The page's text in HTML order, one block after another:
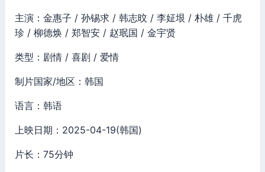
主演：金惠子 / 孙锡求 / 韩志旼 / 李姃垠 / 朴雄 / 千虎
珍 / 柳德焕 / 郑智安 / 赵珉国 / 金宇贤
类型：剧情 / 喜剧 / 爱情
制片国家/地区：韩国
语言：韩语
上映日期：2025-04-19(韩国)
片长：75分钟